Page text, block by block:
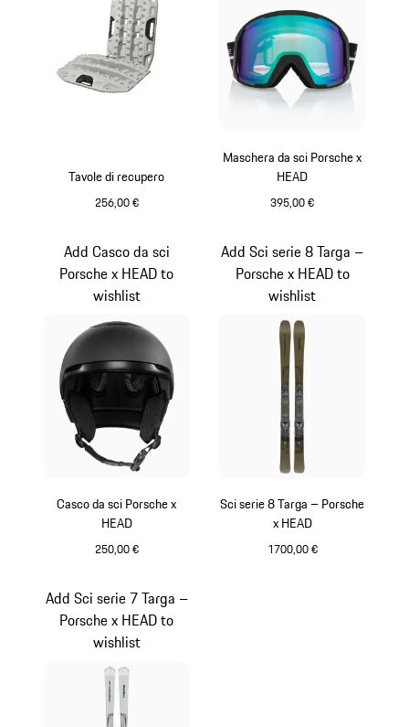
Tavole di recupero
256,00 €
Maschera da sci Porsche x
HEAD
395,00 €
Casco da sci Porsche x
HEAD
250,00 €
Add Casco da sci
Porsche x HEAD to
wishlist
Sci serie 8 Targa – Porsche
x HEAD
1700,00 €
Add Sci serie 8 Targa –
Porsche x HEAD to
wishlist
Add Sci serie 7 Targa –
Porsche x HEAD to
wishlist